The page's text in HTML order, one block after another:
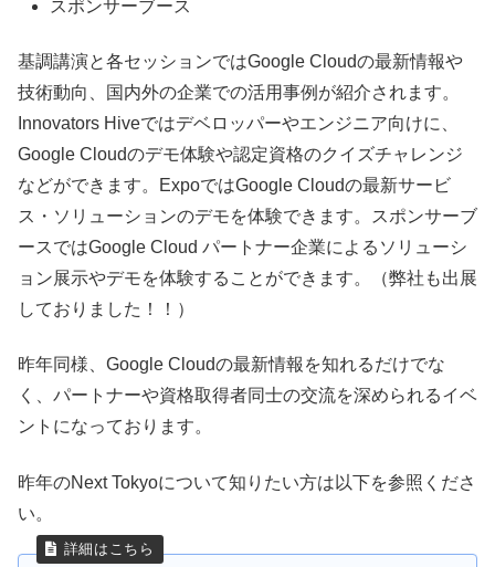
スポンサーブース
基調講演と各セッションではGoogle Cloudの最新情報や
技術動向、国内外の企業での活用事例が紹介されます。
Innovators Hiveではデベロッパーやエンジニア向けに、
Google Cloudのデモ体験や認定資格のクイズチャレンジ
などができます。ExpoではGoogle Cloudの最新サービ
ス・ソリューションのデモを体験できます。スポンサーブ
ースではGoogle Cloud パートナー企業によるソリューシ
ョン展示やデモを体験することができます。（弊社も出展
しておりました！！）
昨年同様、Google Cloudの最新情報を知れるだけでな
く、パートナーや資格取得者同士の交流を深められるイベ
ントになっております。
昨年のNext Tokyoについて知りたい方は以下を参照くださ
い。